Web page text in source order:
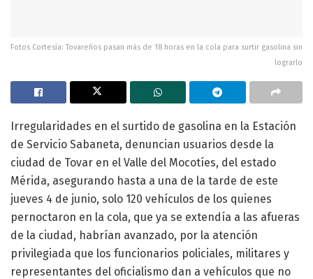
Fotos Cortesía: Tovareños pasan más de 18 horas en la cola para surtir gasolina sin
lograrlo
Irregularidades en el surtido de gasolina en la Estación
de Servicio Sabaneta, denuncian usuarios desde la
ciudad de Tovar en el Valle del Mocotíes, del estado
Mérida, asegurando hasta a una de la tarde de este
jueves 4 de junio, solo 120 vehículos de los quienes
pernoctaron en la cola, que ya se extendía a las afueras
de la ciudad, habrían avanzado, por la atención
privilegiada que los funcionarios policiales, militares y
representantes del oficialismo dan a vehículos que no